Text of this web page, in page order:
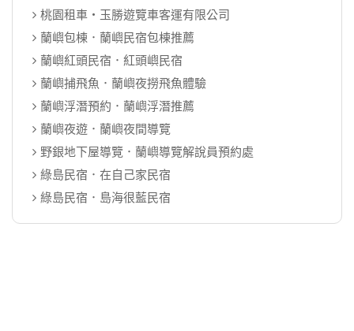
桃園租車‧玉勝遊覽車客運有限公司
蘭嶼包棟．蘭嶼民宿包棟推薦
蘭嶼紅頭民宿．紅頭嶼民宿
蘭嶼捕飛魚．蘭嶼夜撈飛魚體驗
蘭嶼浮潛預約．蘭嶼浮潛推薦
蘭嶼夜遊．蘭嶼夜間導覽
野銀地下屋導覽．蘭嶼導覽解說員預約處
綠島民宿．在自己家民宿
綠島民宿．島海很藍民宿